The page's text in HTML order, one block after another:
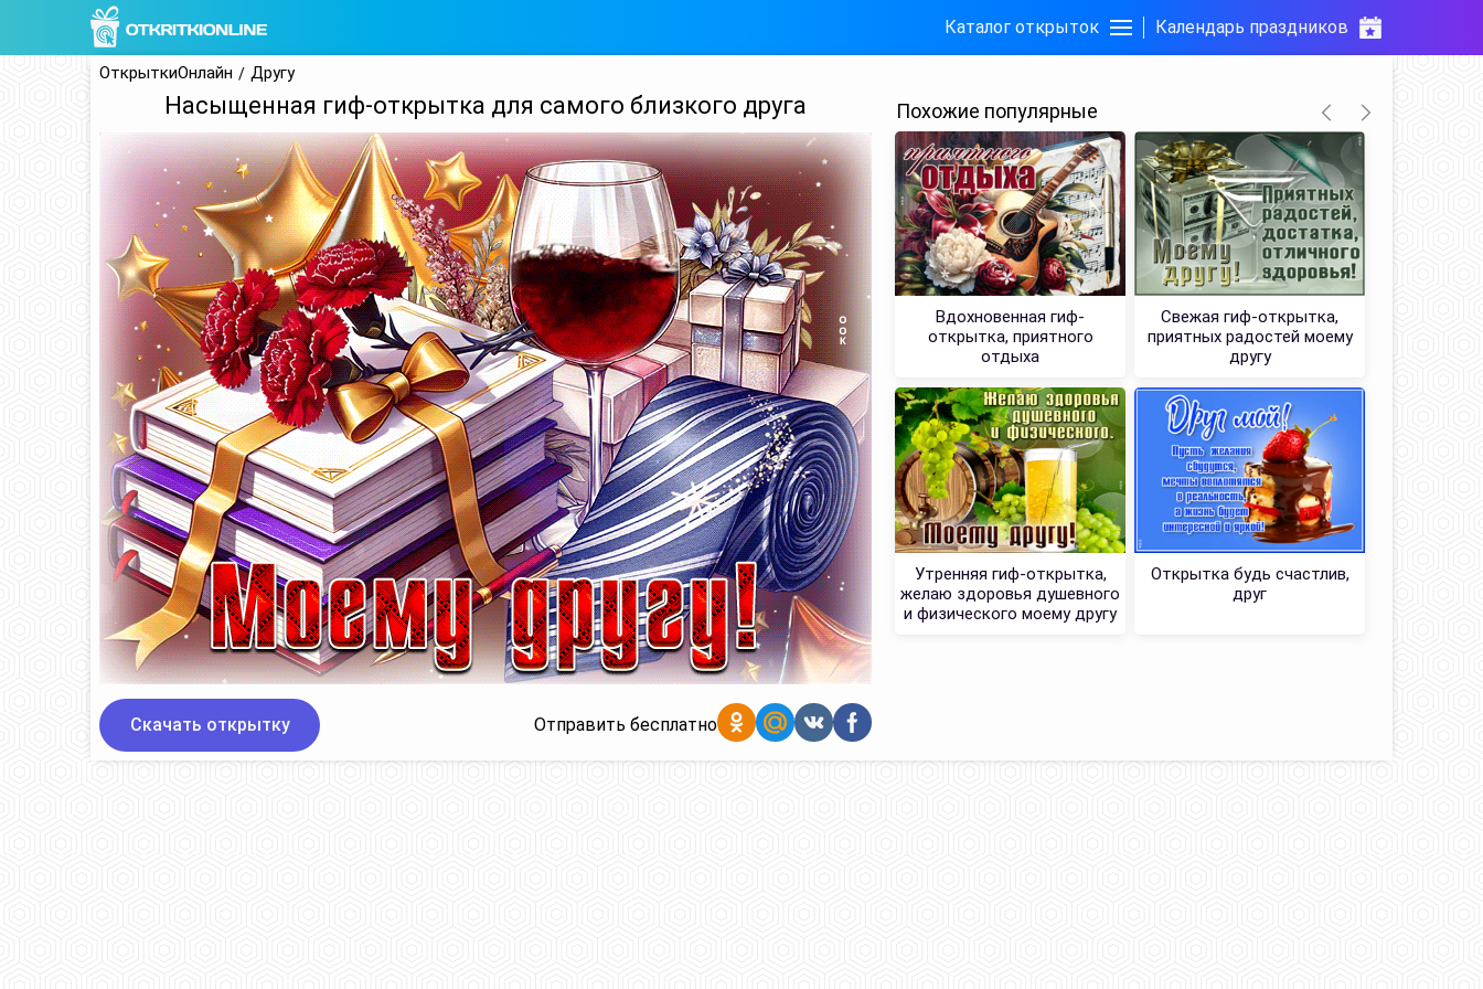
Каталог открыток Календарь праздников
ОткрыткиОнлайн Другу
Насыщенная гиф-открытка для самого близкого друга
Скачать открытку Отправить бесплатно
Похожие популярные
Вдохновенная гиф-
открытка, приятного
отдыха
Свежая гиф-открытка,
приятных радостей моему
другу
Утренняя гиф-открытка,
желаю здоровья душевного
и физического моему другу
Открытка будь счастлив,
друг